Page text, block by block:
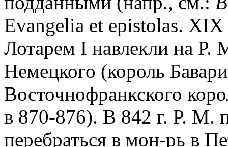
Evangelia et epistolas.
Лотарем I навлекли на
Немецкого (король
Восточнофранкского
в 870-876). В 842 г. Р. М.
перебраться в мон-рь в